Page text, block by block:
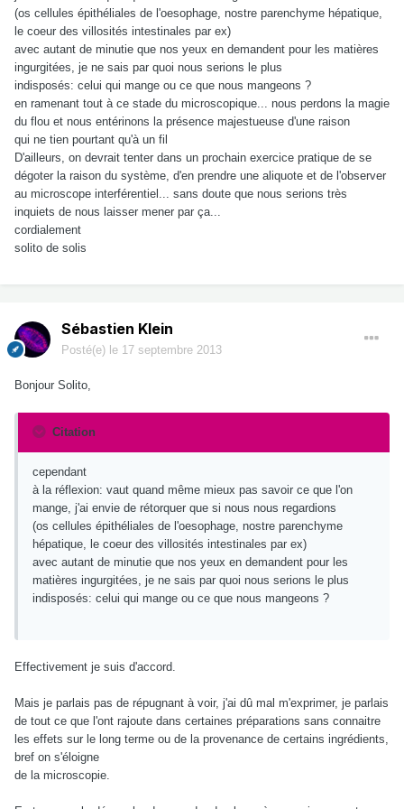
(os cellules épithéliales de l'oesophage, nostre parenchyme hépatique,
le coeur des villosités intestinales par ex)
avec autant de minutie que nos yeux en demandent pour les matières
ingurgitées, je ne sais par quoi nous serions le plus
indisposés: celui qui mange ou ce que nous mangeons ?
en ramenant tout à ce stade du microscopique... nous perdons la magie
du flou et nous entérinons la présence majestueuse d'une raison
qui ne tien pourtant qu'à un fil
D'ailleurs, on devrait tenter dans un prochain exercice pratique de se
dégoter la raison du système, d'en prendre une aliquote et de l'observer
au microscope interférentiel... sans doute que nous serions très
inquiets de nous laisser mener par ça...
cordialement
solito de solis
Sébastien Klein
Posté(e) le 17 septembre 2013
Bonjour Solito,
Citation
cependant
à la réflexion: vaut quand même mieux pas savoir ce que l'on
mange, j'ai envie de rétorquer que si nous nous regardions
(os cellules épithéliales de l'oesophage, nostre parenchyme
hépatique, le coeur des villosités intestinales par ex)
avec autant de minutie que nos yeux en demandent pour les
matières ingurgitées, je ne sais par quoi nous serions le plus
indisposés: celui qui mange ou ce que nous mangeons ?
Effectivement je suis d'accord.
Mais je parlais pas de répugnant à voir, j'ai dû mal m'exprimer, je parlais
de tout ce que l'ont rajoute dans certaines préparations sans connaitre
les effets sur le long terme ou de la provenance de certains ingrédients,
bref on s'éloigne
de la microscopie.